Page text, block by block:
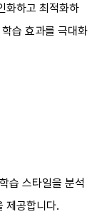
화하고 최적화하
습 효과를 극대화
습 스타일을 분석
제공합니다.